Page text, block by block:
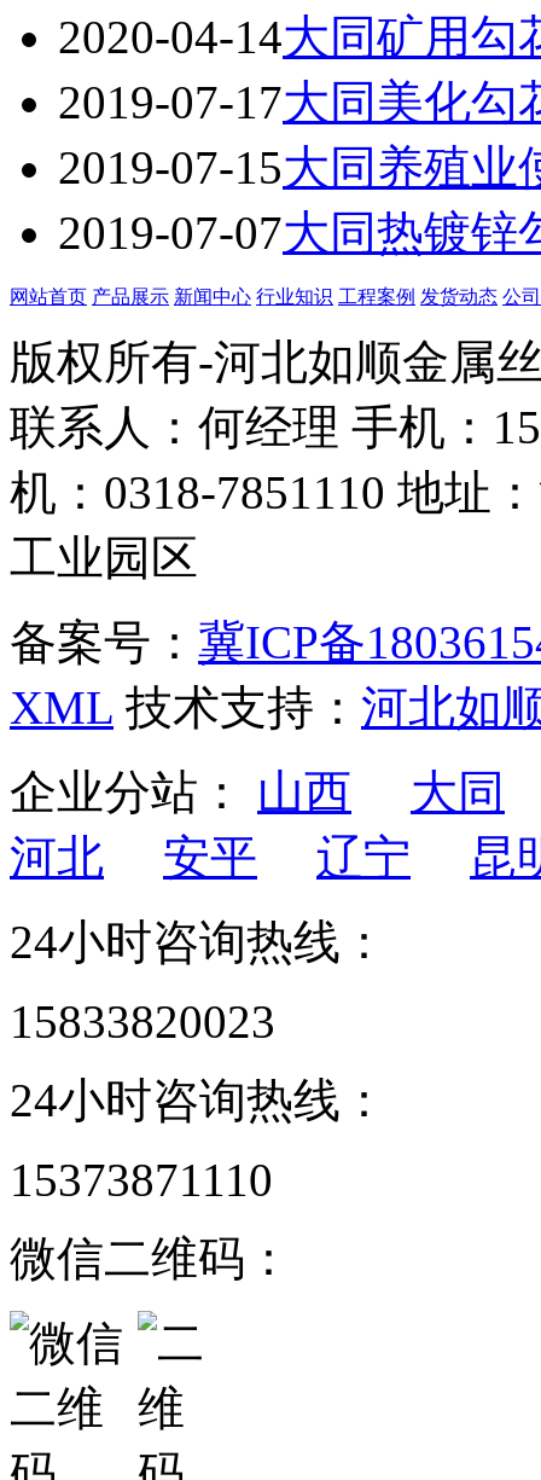
2020-04-14大同矿用勾
2019-07-17大同美化勾
2019-07-15大同养殖业
2019-07-07大同热镀锌
网站首页 产品展示 新闻中心 行业知识 工程案例 发货动态 公
版权所有-河北如顺金属
联系人：何经理 手机：
机：0318-7851110 地址
工业园区
备案号： 冀ICP备
XML 技术支持： 河北如
企业分站： 山西
大同
河北
安平 辽宁
昆
24小时咨询热线：
15833820023
24小时咨询热线：
15373871110
微信二维码：